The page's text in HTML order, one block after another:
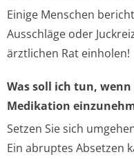
Einige Menschen
Ausschläge oder
ärztlichen Rat einholen!
Was soll ich tun,
Medikation
Setzen Sie sich
Ein abruptes Absetzen